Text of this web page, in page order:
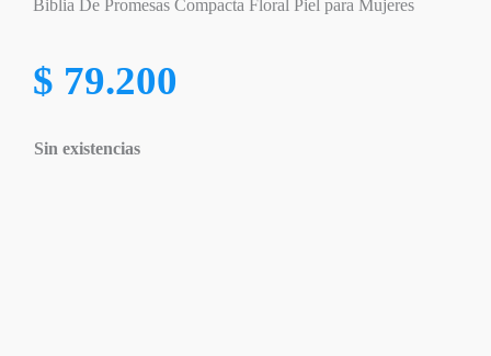
Biblia De Promesas Compacta Floral Piel para Mujeres
$ 79.200
Sin existencias